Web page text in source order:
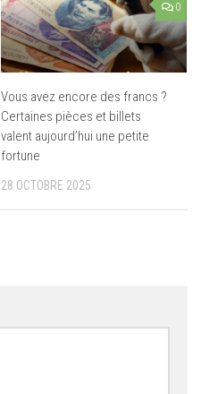
0
Vous avez encore des francs ?
Certaines pièces et billets
valent aujourd’hui une petite
fortune
28 OCTOBRE 2025